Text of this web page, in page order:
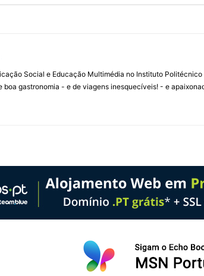
Social e Educação Multimédia no Instituto
boa gastronomia - e de viagens inesquecíveis! - e